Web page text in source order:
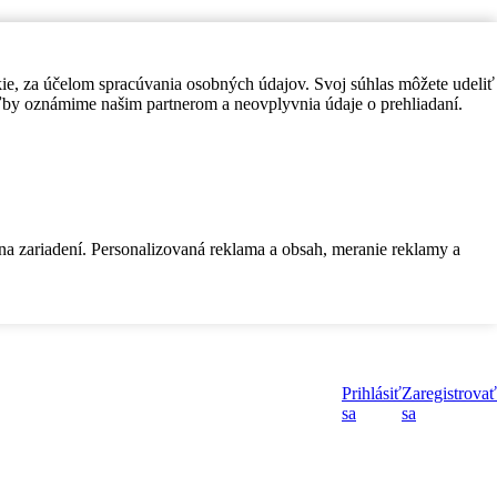
za účelom spracúvania osobných údajov. Svoj súhlas môžete udeliť
oznámime našim partnerom a neovplyvnia údaje o prehliadaní.
Personalizovaná reklama a obsah, meranie reklamy a
Prihlásiť
sa
Zaregistrovať
sa